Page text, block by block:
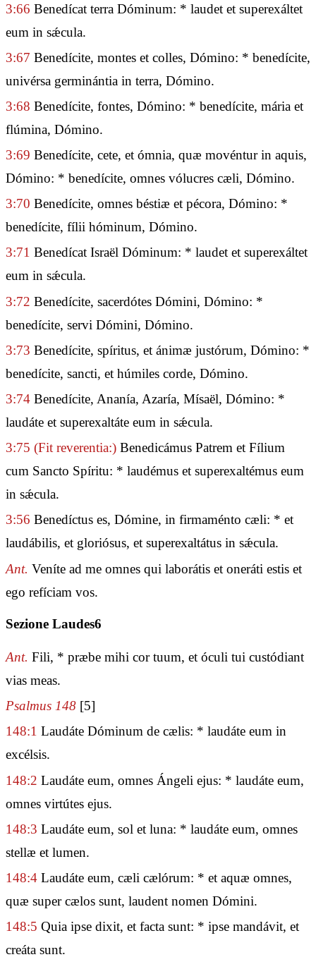
3:66 Benedícat terra Dóminum: * laudet et superexáltet
eum in sǽcula.
3:67 Benedícite, montes et colles, Dómino: * benedícite,
univérsa germinántia in terra, Dómino.
3:68 Benedícite, fontes, Dómino: * benedícite, mária et
flúmina, Dómino.
3:69 Benedícite, cete, et ómnia, quæ movéntur in aquis,
Dómino: * benedícite, omnes vólucres cæli, Dómino.
3:70 Benedícite, omnes béstiæ et pécora, Dómino: *
benedícite, fílii hóminum, Dómino.
3:71 Benedícat Israël Dóminum: * laudet et superexáltet
eum in sǽcula.
3:72 Benedícite, sacerdótes Dómini, Dómino: *
benedícite, servi Dómini, Dómino.
3:73 Benedícite, spíritus, et ánimæ justórum, Dómino: *
benedícite, sancti, et húmiles corde, Dómino.
3:74 Benedícite, Ananía, Azaría, Mísaël, Dómino: *
laudáte et superexaltáte eum in sǽcula.
3:75 (Fit reverentia:) Benedicámus Patrem et Fílium
cum Sancto Spíritu: * laudémus et superexaltémus eum
in sǽcula.
3:56 Benedíctus es, Dómine, in firmaménto cæli: * et
laudábilis, et gloriósus, et superexaltátus in sǽcula.
Ant. Veníte ad me omnes qui laborátis et oneráti estis et
ego refíciam vos.
Sezione Laudes6
Ant. Fili, * præbe mihi cor tuum, et óculi tui custódiant
vias meas.
Psalmus 148 [5]
148:1 Laudáte Dóminum de cælis: * laudáte eum in
excélsis.
148:2 Laudáte eum, omnes Ángeli ejus: * laudáte eum,
omnes virtútes ejus.
148:3 Laudáte eum, sol et luna: * laudáte eum, omnes
stellæ et lumen.
148:4 Laudáte eum, cæli cælórum: * et aquæ omnes,
quæ super cælos sunt, laudent nomen Dómini.
148:5 Quia ipse dixit, et facta sunt: * ipse mandávit, et
creáta sunt.